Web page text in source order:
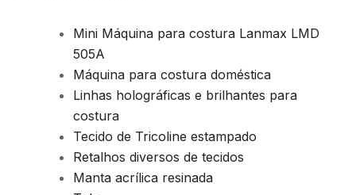
Mini Máquina para costura Lanmax LMD
505A
Máquina para costura doméstica
Linhas holográficas e brilhantes para
costura
Tecido de Tricoline estampado
Retalhos diversos de tecidos
Manta acrílica resinada